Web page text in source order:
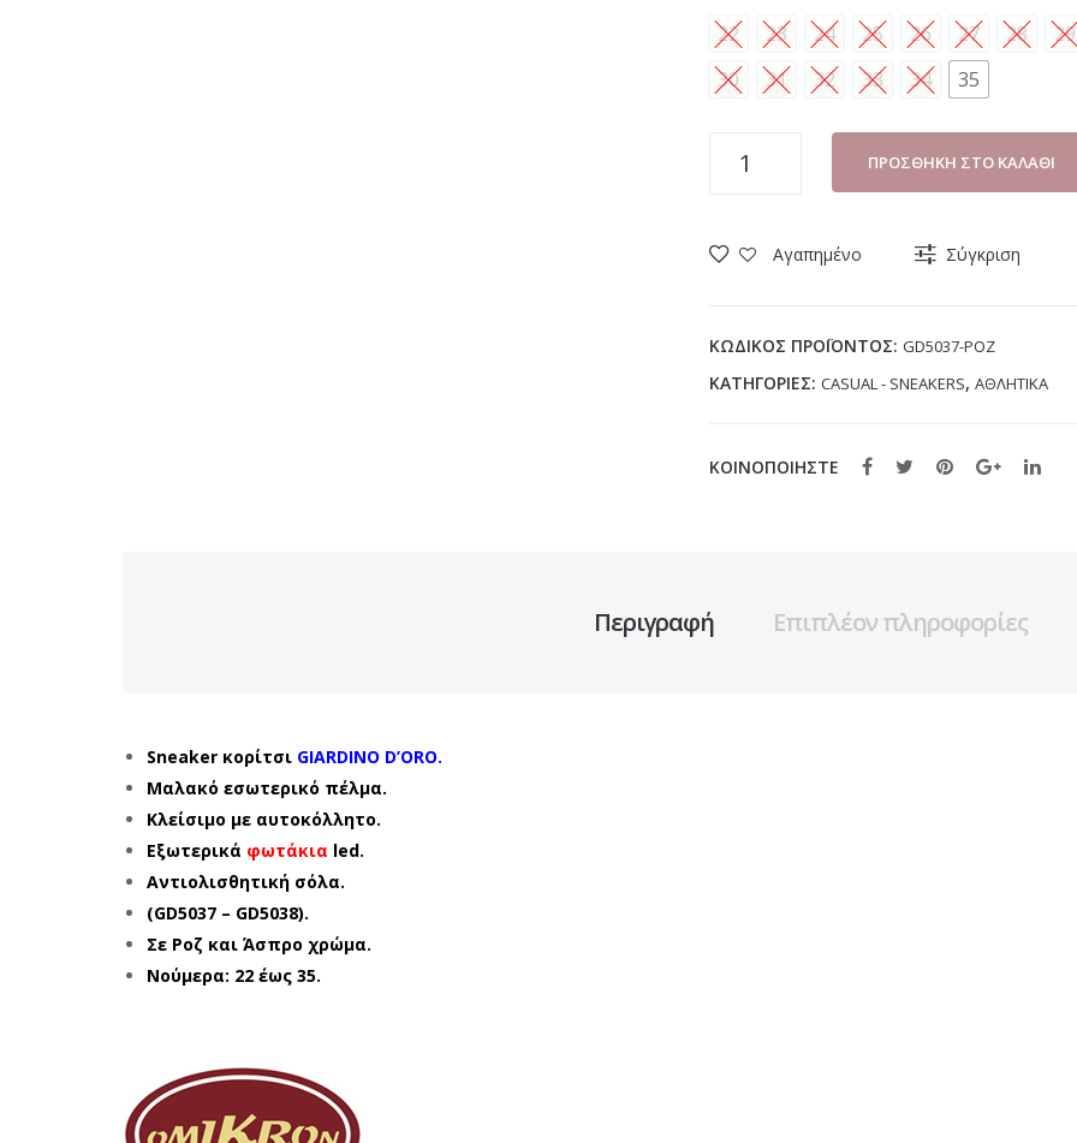
22 23 24 25 26 27 28
29
30
31 32 33 34 35
D'ORO
(22-
ΠΡΟΣΘΉΚΗ ΣΤΟ ΚΑΛΆΘΙ
Αγαπημένο Σύγκριση
ΚΩΔΙΚΌΣ ΠΡΟΪΌΝΤΟΣ: GD5037-ΡΟΖ
ΚΑΤΗΓΟΡΊΕΣ: CASUAL - SNEAKERS, ΑΘΛΗΤΙΚΑ
ΚΟΙΝΟΠΟΙΗΣΤΕ
Περιγραφή Επιπλέον πληροφορίες
Sneaker κορίτσι GIARDINO D’ORO.
Μαλακό εσωτερικό πέλμα.
Κλείσιμο με αυτοκόλλητο.
Εξωτερικά φωτάκια led.
Αντιολισθητική σόλα.
(GD5037 – GD5038).
Σε Ροζ και Άσπρο χρώμα.
Νούμερα: 22 έως 35.